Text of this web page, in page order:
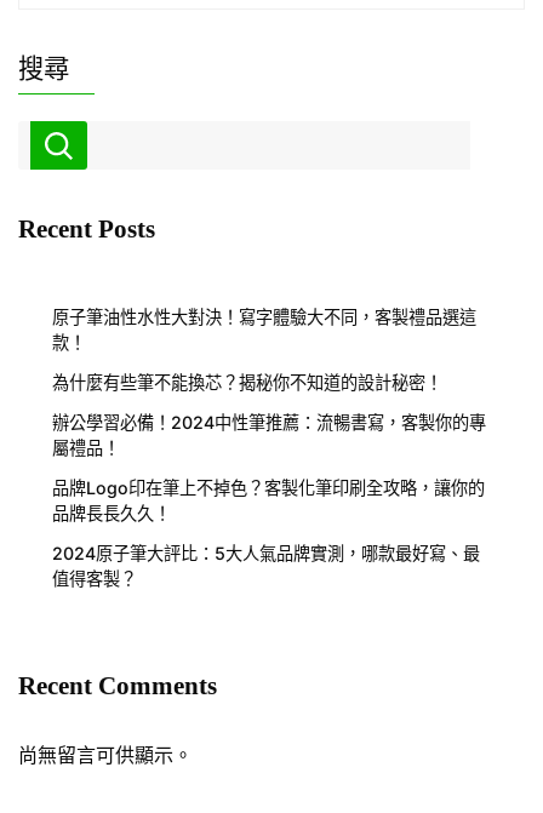
搜尋
Recent Posts
原子筆油性水性大對決！寫字體驗大不同，客製禮品選這
款！
為什麼有些筆不能換芯？揭秘你不知道的設計秘密！
辦公學習必備！2024中性筆推薦：流暢書寫，客製你的專
屬禮品！
品牌Logo印在筆上不掉色？客製化筆印刷全攻略，讓你的
品牌長長久久！
2024原子筆大評比：5大人氣品牌實測，哪款最好寫、最
值得客製？
Recent Comments
尚無留言可供顯示。